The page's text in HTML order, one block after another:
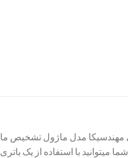
یک باتری 5 الی 6 ولت به سادگی عملکرد ماژول را ببینید.